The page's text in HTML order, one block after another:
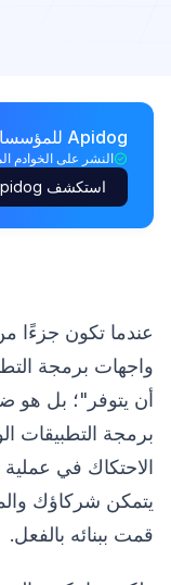
Apidog للمؤسسات
النشر على الخوادم
استكشف Apidog للمؤسسات
عندما تكون جزءًا
أن يتوفر"؛ بل هو
برمجة التطبيقات
الاحتكاك في
يتمكن شركاؤك
قمت ببنائه بالفعل.